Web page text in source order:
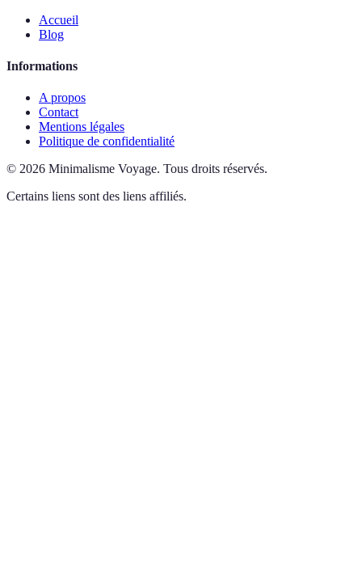
Accueil
Blog
Informations
A propos
Contact
Mentions légales
Politique de confidentialité
© 2026 Minimalisme Voyage. Tous droits réservés.
Certains liens sont des liens affiliés.